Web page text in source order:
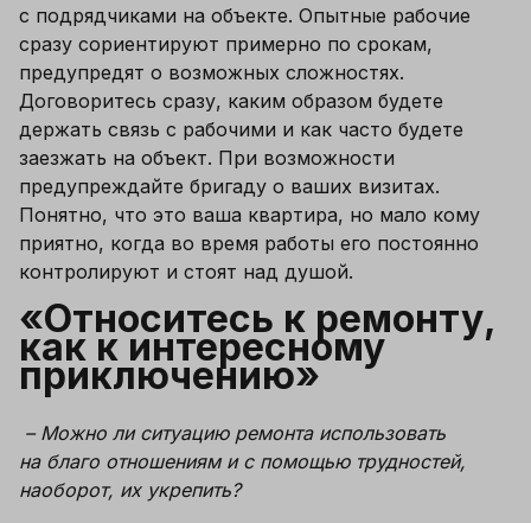
с подрядчиками на объекте. Опытные рабочие
сразу сориентируют примерно по срокам,
предупредят о возможных сложностях.
Договоритесь сразу, каким образом будете
держать связь с рабочими и как часто будете
заезжать на объект. При возможности
предупреждайте бригаду о ваших визитах.
Понятно, что это ваша квартира, но мало кому
приятно, когда во время работы его постоянно
контролируют и стоят над душой.
«Относитесь к ремонту,
как к интересному
приключению»
– Можно ли ситуацию ремонта использовать
на благо отношениям и с помощью трудностей,
наоборот, их укрепить?